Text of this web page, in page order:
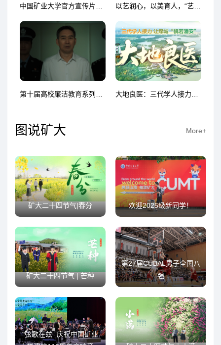
图说矿大 More+
矿大二十四节气|春分 欢迎2025级新同学！
矿大二十四节气 | 芒种
第27届CUBAL男子全国八
强
“弦歌在兹 ”庆祝中国矿业